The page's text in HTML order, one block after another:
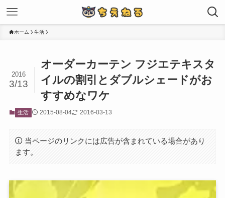
ホーム 生活
オーダーカーテン フジエテキスタ
イルの割引とダブルシェードがお
すすめなワケ
2016
3/13
生活 2015-08-04 2016-03-13
当ページのリンクには広告が含まれている場合があり
ます。